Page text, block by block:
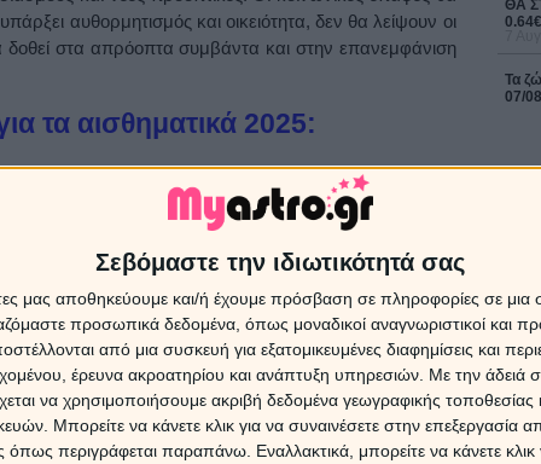
Σεβόμαστε την ιδιωτικότητά σας
μας αποθηκεύουμε και/ή έχουμε πρόσβαση σε πληροφορίες σε
προσωπικά δεδομένα, όπως μοναδικοί αναγνωριστικοί και
από μια συσκευή για εξατομικευμένες διαφημίσεις και
έρευνα ακροατηρίου και ανάπτυξη υπηρεσιών. Με την άδειά
να χρησιμοποιήσουμε ακριβή δεδομένα γεωγραφικής τοποθεσίας
Μπορείτε να κάνετε κλικ για να συναινέσετε στην επεξεργασία
περιγράφεται παραπάνω. Εναλλακτικά, μπορείτε να κάνετε κλικ
αυθορμητισμός και οικειότητα, δεν θα λείψουν οι
στα απρόοπτα συμβάντα και στην επανεμφάνιση
τα αισθηματικά 2025:
αποκλείεται να είναι απρόοπτες και απρόσμενες, θα
ανασφάλεια και θα φέρουν αισιοδοξία. Ευνοϊκές θα
τα προσφάτως χωρισμένα ζευγάρια θα έχουν τη
και να δώσουν μία δεύτερη πιο ανανεωτική
θα τηρηθούν, οι προτάσεις θα στηρίζονται σε πιο
όσους αναζητούν καινούργια γνωριμία θα προκύψουν
και κοινωνικές επαφές, πρόσφορο θα είναι το έδαφος
γρήγορα θα πάρουν μία πιο προσωπική όψη. Για
εντελώς ξαφνικά και απρόσμενα να ακουστεί
στη νέα χρονιά θα υπάρξει δυνατότητα για μία
ΘΑ
Τα
07/
16
Η
τον